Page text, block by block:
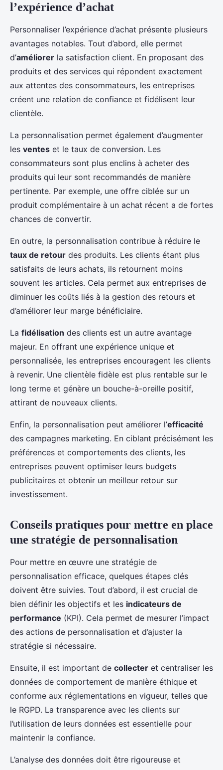
l’expérience d’achat
Personnaliser l’expérience d’achat présente plusieurs
avantages notables. Tout d’abord, elle permet
d’améliorer la satisfaction client. En proposant des
produits et des services qui répondent exactement
aux attentes des consommateurs, les entreprises
créent une relation de confiance et fidélisent leur
clientèle.
La personnalisation permet également d’augmenter
les ventes et le taux de conversion. Les
consommateurs sont plus enclins à acheter des
produits qui leur sont recommandés de manière
pertinente. Par exemple, une offre ciblée sur un
produit complémentaire à un achat récent a de fortes
chances de convertir.
En outre, la personnalisation contribue à réduire le
taux de retour des produits. Les clients étant plus
satisfaits de leurs achats, ils retournent moins
souvent les articles. Cela permet aux entreprises de
diminuer les coûts liés à la gestion des retours et
d’améliorer leur marge bénéficiaire.
La fidélisation des clients est un autre avantage
majeur. En offrant une expérience unique et
personnalisée, les entreprises encouragent les clients
à revenir. Une clientèle fidèle est plus rentable sur le
long terme et génère un bouche-à-oreille positif,
attirant de nouveaux clients.
Enfin, la personnalisation peut améliorer l’efficacité
des campagnes marketing. En ciblant précisément les
préférences et comportements des clients, les
entreprises peuvent optimiser leurs budgets
publicitaires et obtenir un meilleur retour sur
investissement.
Conseils pratiques pour mettre en place
une stratégie de personnalisation
Pour mettre en œuvre une stratégie de
personnalisation efficace, quelques étapes clés
doivent être suivies. Tout d’abord, il est crucial de
bien définir les objectifs et les indicateurs de
performance (KPI). Cela permet de mesurer l’impact
des actions de personnalisation et d’ajuster la
stratégie si nécessaire.
Ensuite, il est important de collecter et centraliser les
données de comportement de manière éthique et
conforme aux réglementations en vigueur, telles que
le RGPD. La transparence avec les clients sur
l’utilisation de leurs données est essentielle pour
maintenir la confiance.
L’analyse des données doit être rigoureuse et